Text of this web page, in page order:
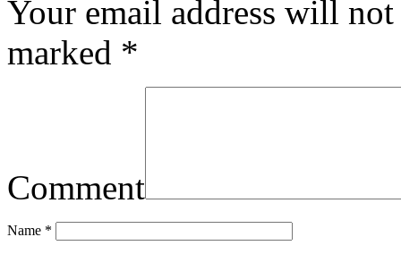
Your email address will
marked *
Comment
Name *